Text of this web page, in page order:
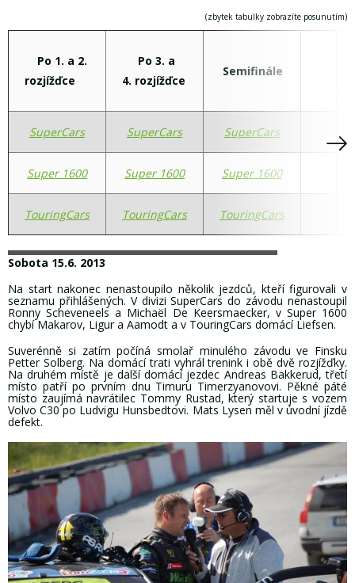
(zbytek tabulky zobrazíte posunutím)
Po 1. a 2.
rozjížďce
Po 3. a
4. rozjížďce
Semifinále
SuperCars SuperCars SuperCars
Super 1600 Super 1600 Super 1600
TouringCars TouringCars TouringCars
Sobota 15.6. 2013
Na start nakonec nenastoupilo několik jezdců, kteří figurovali v
seznamu přihlášených. V divizi SuperCars do závodu nenastoupil
Ronny Scheveneels a Michaël De Keersmaecker, v Super 1600
chybí Makarov, Ligur a Aamodt a v TouringCars domácí Liefsen.
Suverénně si zatím počíná smolař minulého závodu ve Finsku
Petter Solberg. Na domácí trati vyhrál trenink i obě dvě rozjížďky.
Na druhém místě je další domácí jezdec Andreas Bakkerud, třetí
místo patří po prvním dnu Timuru Timerzyanovovi. Pěkné páté
místo zaujímá navrátilec Tommy Rustad, který startuje s vozem
Volvo C30 po Ludvigu Hunsbedtovi. Mats Lysen měl v úvodní jízdě
defekt.